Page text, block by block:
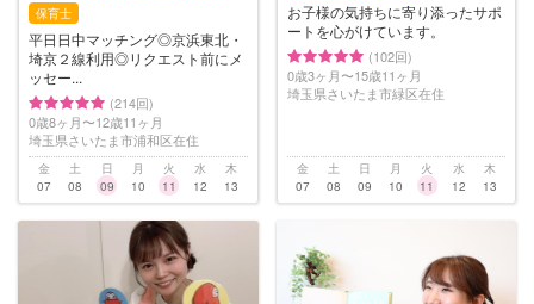
保育士
平日日中マッチング◎京浜東北・
埼京２線利用◎リクエスト前にメ
ッセー...
(214回)
0歳8ヶ月〜12歳11ヶ月
埼玉県さいたま市浦和区在住
金
07
土
08
日
09
月
10
火
11
水
12
木
13
お子様の気持ちに寄り添ったサポ
ートを心がけています。
(102回)
0歳3ヶ月〜15歳11ヶ月
埼玉県さいたま市緑区在住
金
07
土
08
日
09
月
10
火
11
水
12
木
13